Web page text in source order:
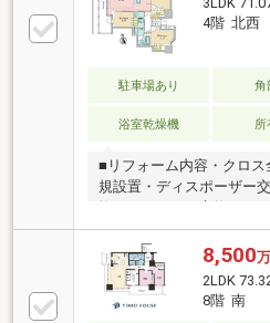
ラットフロア設計・二重
用で遮音性や保湿性に配
暮らせるマンション（飼
3LDK
4階 北西
駐車場あり 角
浴室乾燥機 所
■リフォーム内容・クロ
規設置・ディスポーザー
換 ｅｔｃ■2016年築 竹
認定・免震構造タワーマ
則有）■4Fエントランス
ベーター乗換なし■独立
（エレベーター内有り）
8,500
2LDK
8階 南